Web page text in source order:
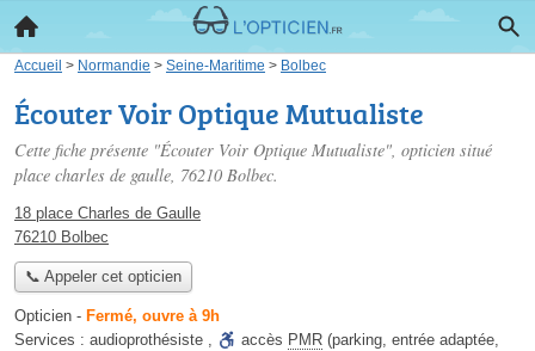
Accueil > Normandie > Seine-Maritime > Bolbec
Écouter Voir Optique Mutualiste
Cette fiche présente "Écouter Voir Optique Mutualiste", opticien situé
place charles de gaulle, 76210 Bolbec.
18 place Charles de Gaulle
76210 Bolbec
📞 Appeler cet opticien
Opticien - Fermé, ouvre à 9h
Services : audioprothésiste , accès PMR (parking, entrée adaptée,